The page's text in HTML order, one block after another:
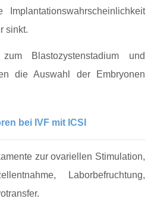
sinkt.
Blastozystenstadium und
die Auswahl der Embryonen
bei IVF mit ICSI
zur ovariellen Stimulation,
Laborbefruchtung,